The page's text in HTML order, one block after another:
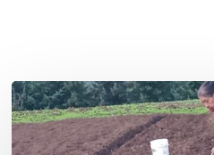
«La
privatización